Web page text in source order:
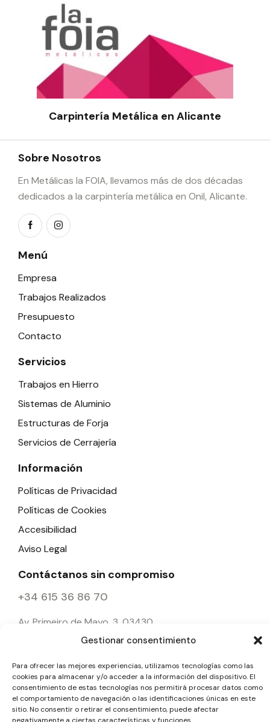
Gestionar consentimiento
Para ofrecer las mejores experiencias, utilizamos tecnologías como las
cookies para almacenar y/o acceder a la información del dispositivo. El
consentimiento de estas tecnologías nos permitirá procesar datos como
el comportamiento de navegación o las identificaciones únicas en este
sitio. No consentir o retirar el consentimiento, puede afectar
Carpintería Metálica en Alicante
Sobre Nosotros
En Metálicas la FOIA, llevamos más de dos décadas
dedicados a la carpintería metálica en Onil, Alicante.
Menú
Empresa
Trabajos Realizados
Presupuesto
Contacto
Servicios
Trabajos en Hierro
Sistemas de Aluminio
Estructuras de Forja
Servicios de Cerrajería
Información
Políticas de Privacidad
Políticas de Cookies
Accesibilidad
Aviso Legal
Contáctanos sin compromiso
+34 615 36 86 70
Av. Primeiro de Mayo, 3, 03430
Onil, Alicante.
info@metalicaslafoia.es